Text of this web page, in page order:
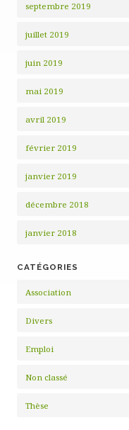
septembre 2019
juillet 2019
juin 2019
mai 2019
avril 2019
février 2019
janvier 2019
décembre 2018
janvier 2018
CATÉGORIES
Association
Divers
Emploi
Non classé
Thèse